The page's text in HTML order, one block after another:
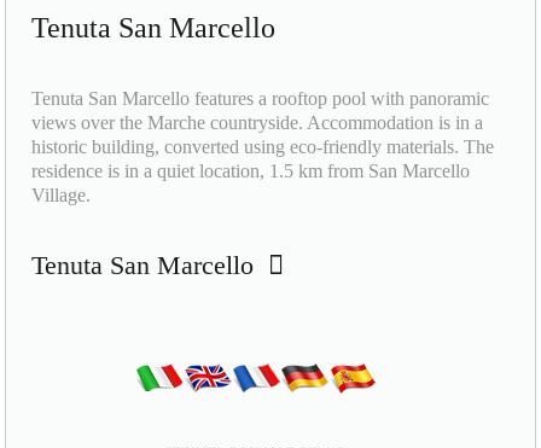
Tenuta San Marcello
Tenuta San Marcello features a rooftop pool with panoramic
views over the Marche countryside. Accommodation is in a
historic building, converted using eco-friendly materials. The
residence is in a quiet location, 1.5 km from San Marcello
Village.
Tenuta San Marcello